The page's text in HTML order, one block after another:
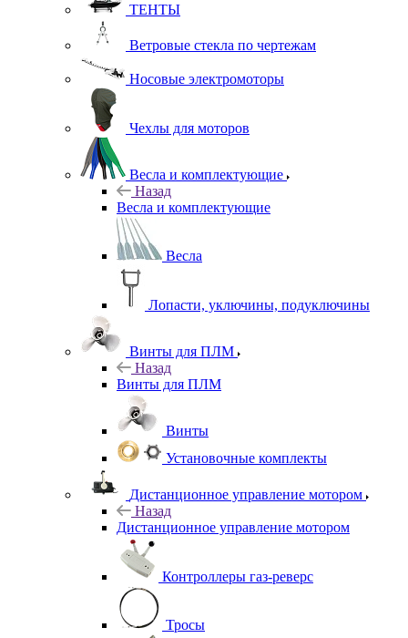
ТЕНТЫ
Ветровые стекла по чертежам
Носовые электромоторы
Чехлы для моторов
Весла и комплектующие
Назад
Весла и комплектующие
Весла
Лопасти, уключины, подуключины
Винты для ПЛМ
Назад
Винты для ПЛМ
Винты
Установочные комплекты
Дистанционное управление мотором
Назад
Дистанционное управление мотором
Контроллеры газ-реверс
Тросы